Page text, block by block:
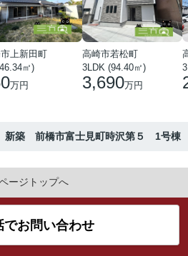
上新田町
㎡)
万円
高崎市若松町
3LDK (94.40㎡)
3,690万円
新築 前橋市富士見町時沢第５ 1号棟
ージトップへ
でお問い合わせ